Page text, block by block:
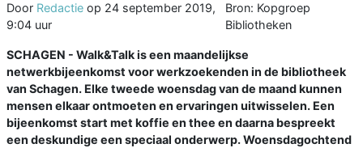
Door Redactie op 24 september 2019,
9:04 uur
Bron: Kopgroep
Bibliotheken
SCHAGEN - Walk&Talk is een maandelijkse
netwerkbijeenkomst voor werkzoekenden in de bibliotheek
van Schagen. Elke tweede woensdag van de maand kunnen
mensen elkaar ontmoeten en ervaringen uitwisselen. Een
bijeenkomst start met koffie en thee en daarna bespreekt
een deskundige een speciaal onderwerp. Woensdagochtend